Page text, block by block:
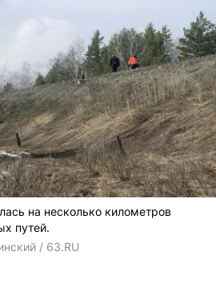
на несколько километров
путей.
/ 63.RU